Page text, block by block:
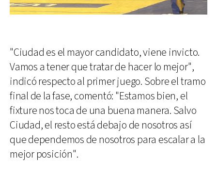
"Ciudad es el mayor candidato, viene invicto.
Vamos a tener que tratar de hacer lo mejor",
indicó respecto al primer juego. Sobre el tramo
final de la fase, comentó: "Estamos bien, el
fixture nos toca de una buena manera. Salvo
Ciudad, el resto está debajo de nosotros así
que dependemos de nosotros para escalar a la
mejor posición".